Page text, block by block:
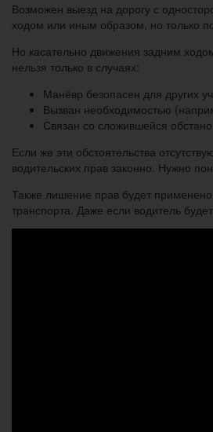
Возможен выезд на дорогу с
ходом или иным образом, но только
Но касательно движения задним
нельзя только в случаях:
Манёвр безопасен для других
Вызван необходимостью
Связан со сложившейся
Если же эти обстоятельства
водительских прав законно. Нужно
Также лишение прав будет
транспорта. Даже если водитель